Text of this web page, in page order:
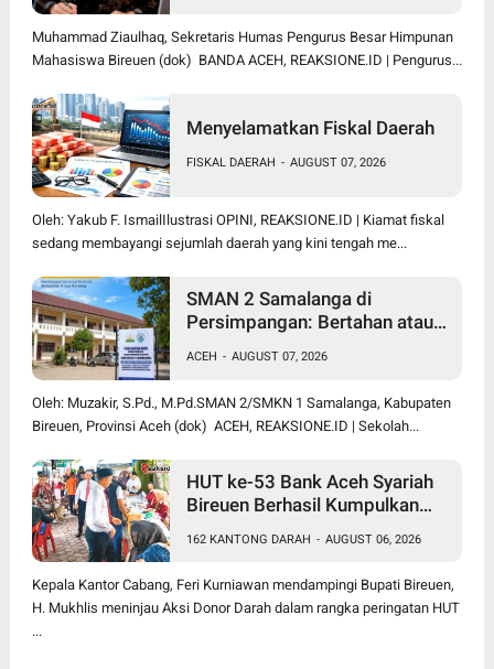
Muhammad Ziaulhaq, Sekretaris Humas Pengurus Besar Himpunan
Mahasiswa Bireuen (dok) BANDA ACEH, REAKSIONE.ID | Pengurus...
Menyelamatkan Fiskal Daerah
FISKAL DAERAH - AUGUST 07, 2026
Oleh: Yakub F. IsmailIlustrasi OPINI, REAKSIONE.ID | Kiamat fiskal
sedang membayangi sejumlah daerah yang kini tengah me...
SMAN 2 Samalanga di
Persimpangan: Bertahan atau
ACEH - AUGUST 07, 2026
Oleh: Muzakir, S.Pd., M.Pd.SMAN 2/SMKN 1 Samalanga, Kabupaten
Bireuen, Provinsi Aceh (dok) ACEH, REAKSIONE.ID | Sekolah...
HUT ke-53 Bank Aceh Syariah
Bireuen Berhasil Kumpulkan
162 KANTONG DARAH - AUGUST 06, 2026
Kepala Kantor Cabang, Feri Kurniawan mendampingi Bupati Bireuen,
H. Mukhlis meninjau Aksi Donor Darah dalam rangka peringatan HUT
...